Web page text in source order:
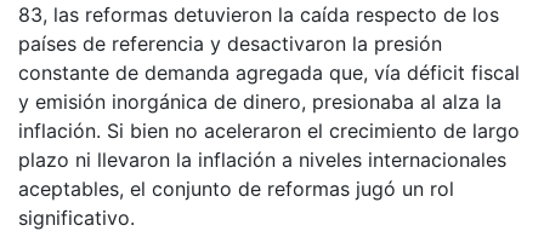
83, las reformas detuvieron la caída respecto de los
países de referencia y desactivaron la presión
constante de demanda agregada que, vía déficit fiscal
y emisión inorgánica de dinero, presionaba al alza la
inflación. Si bien no aceleraron el crecimiento de largo
plazo ni llevaron la inflación a niveles internacionales
aceptables, el conjunto de reformas jugó un rol
significativo.